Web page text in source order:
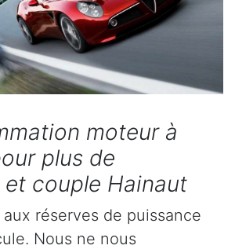
moteur à
plus de
couple Hainaut
réserves de puissance
Nous ne nous